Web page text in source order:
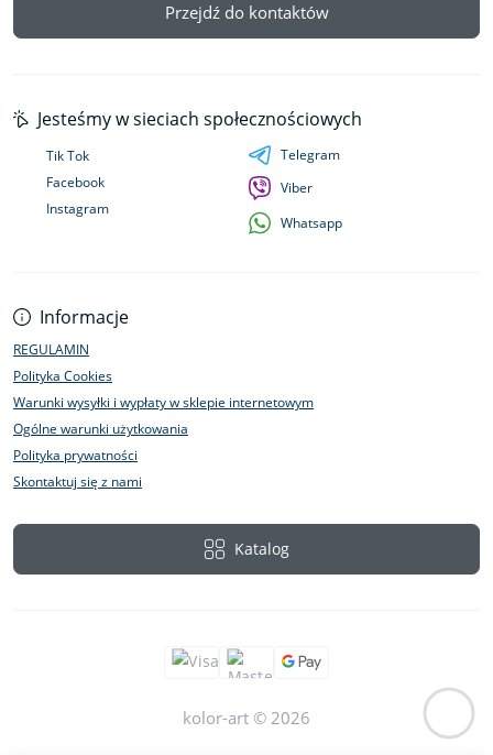
Przejdź do kontaktów
Informacje
REGULAMIN
Polityka Cookies
Warunki wysyłki i wypłaty w sklepie internetowym
Ogólne warunki użytkowania
Polityka prywatności
Skontaktuj się z nami
Katalog
Jesteśmy w sieciach społecznościowych
Tik Tok
Facebook
Instagram
Telegram
Viber
Whatsapp
kolor-art © 2026